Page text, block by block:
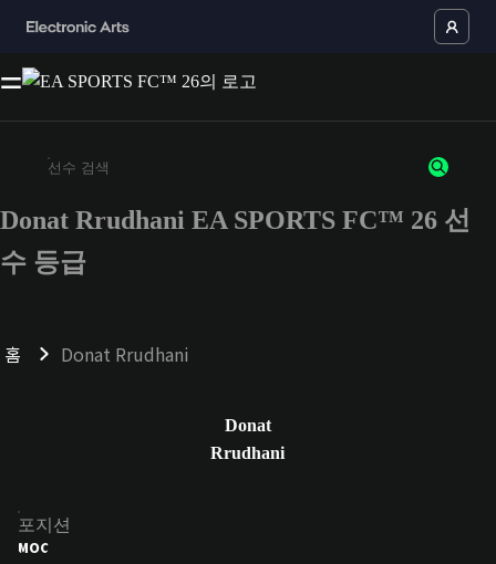
최소 3자 이상의 문자 또는 숫자를 입력하세요
Donat Rrudhani EA SPORTS FC™ 26 선
수 등급
홈 Donat Rrudhani
Donat
Rrudhani
포지션
MOC